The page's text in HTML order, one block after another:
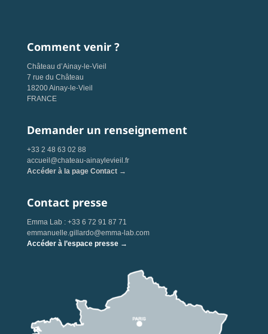
Comment venir ?
Château d’Ainay-le-Vieil
7 rue du Château
18200 Ainay-le-Vieil
FRANCE
Demander un renseignement
+33 2 48 63 02 88
accueil@chateau-ainaylevieil.fr
Accéder à la page Contact →
Contact presse
Emma Lab : +33 6 72 91 87 71
emmanuelle.gillardo@emma-lab.com
Accéder à l’espace presse →